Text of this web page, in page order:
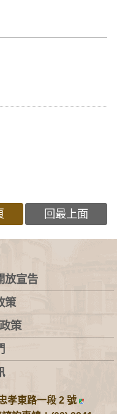
回最上面
放宣告
策
策
孝東路一段 2 號